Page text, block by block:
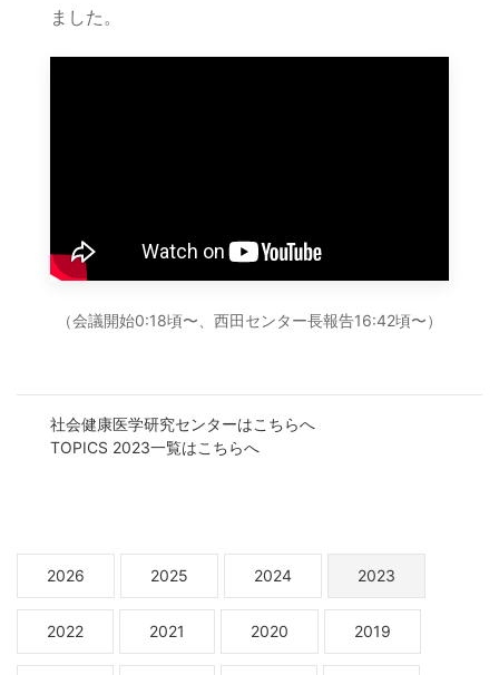
ました。
（会議開始0:18頃〜、西田センター長報告16:42頃〜）
社会健康医学研究センターはこちらへ
TOPICS 2023一覧はこちらへ
2026 2025 2024 2023
2022 2021 2020 2019